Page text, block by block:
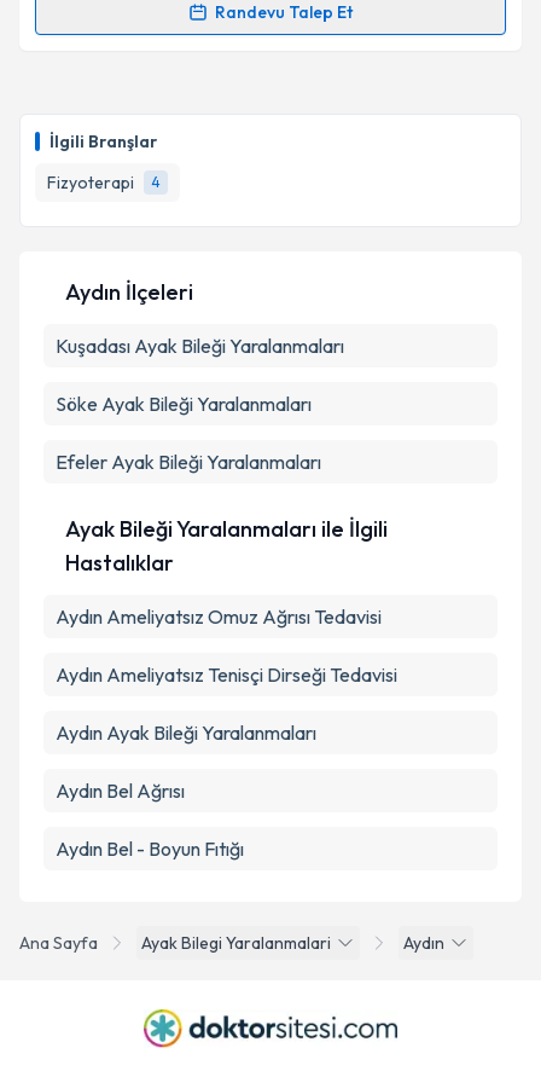
İlgili Branşlar
Fizyoterapi
4
Takvim Talebini Gönder
Randevu Talep Et
Randevu Takvimi Talebi
takvim hazırlandığında e-posta ile bilgilendireceğiz.
E-posta Adresiniz
Metni'ni okudum ve kişisel verilerimin belirtilen
Ana Sayfa Ayak Bilegi Yaralanmalari Aydın
Aydın İlçeleri
Kuşadası Ayak Bileği Yaralanmaları
Söke Ayak Bileği Yaralanmaları
Efeler Ayak Bileği Yaralanmaları
Ayak Bileği Yaralanmaları ile İlgili
Hastalıklar
Aydın Ameliyatsız Omuz Ağrısı Tedavisi
Aydın Ameliyatsız Tenisçi Dirseği Tedavisi
Aydın Ayak Bileği Yaralanmaları
Aydın Bel Ağrısı
Aydın Bel - Boyun Fıtığı